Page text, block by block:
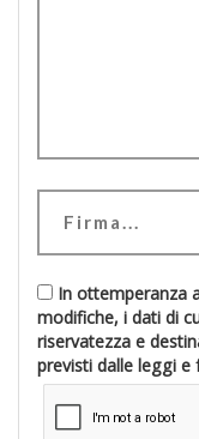
In ottemperanza
modifiche, i dati di
riservatezza e destinati a finalità connesse agli
previsti dalle leggi e